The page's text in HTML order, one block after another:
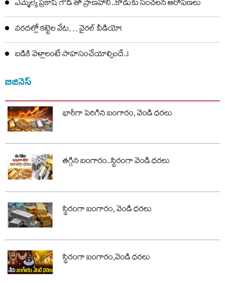
ఎమ్మెల్యే ప్రకాష్ గౌడ్ తో ప్రాణహాని..కొడుకు సంచలన ఆరోపణలు
వరదల్లో కట్టెల వేట… వైరల్ వీడియో!
బడికి వెళ్లాలంటే సాహసంచేయాల్సిందే..!
బిజినెస్
భారీగా పెరిగిన బంగారం, వెండి ధరలు
తగ్గిన బంగారం..స్థిరంగా వెండి ధరలు
స్థిరంగా బంగారం, వెండి ధరలు
స్థిరంగా బంగారం,వెండి ధరలు